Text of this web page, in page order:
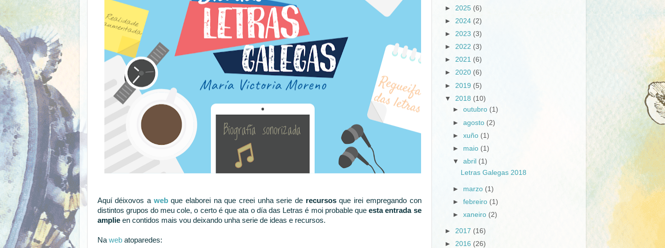
Aquí déixovos a webque elaborei na que creei unha serie de recursosque irei empregando con
distintos grupos do meu cole, o certo é que ata o día das Letras é moi probable queesta entrada se
amplieen contidos mais vou deixando unha serie de ideas e recursos.
Na webatoparedes:
► 2025 (6)
► 2024 (2)
► 2023 (3)
► 2022 (3)
► 2021 (6)
► 2020 (6)
► 2019 (5)
▼ 2018 (10)
► outubro (1)
► agosto (2)
► xuño (1)
► maio (1)
▼ abril (1)
Letras Galegas 2018
► marzo (1)
► febreiro (1)
► xaneiro (2)
► 2017 (16)
► 2016 (26)